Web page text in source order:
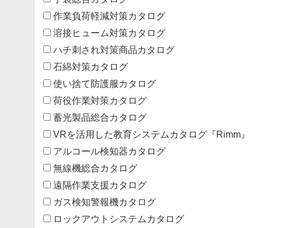
作業負荷軽減対策カタログ
溶接ヒューム対策カタログ
ハチ刺され対策商品カタログ
石綿対策カタログ
使い捨て防護服カタログ
荷役作業対策カタログ
蓄光製品総合カタログ
VRを活用した教育システムカタログ『Rimm』
アルコール検知器カタログ
無線機総合カタログ
遠隔作業支援カタログ
ガス検知警報機カタログ
ロックアウトシステムカタログ